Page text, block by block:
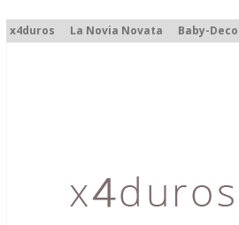
x4duros La Novia Novata Baby-Deco